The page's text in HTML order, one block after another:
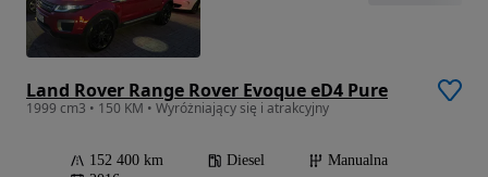
Land Rover Range Rover Evoque eD4 Pure
1999 cm3 • 150 KM • Wyróżniający się i atrakcyjny
152 400 km Diesel
Manualna